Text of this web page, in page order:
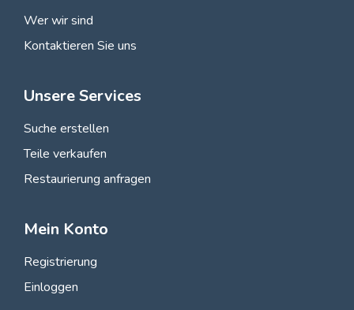
Wer wir sind
Kontaktieren Sie uns
Unsere Services
Suche erstellen
Teile verkaufen
Restaurierung anfragen
Mein Konto
Registrierung
Einloggen